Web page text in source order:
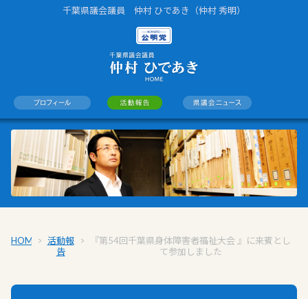
千葉県議会議員 仲村 ひであき（仲村 秀明）
HOME > 活動報
告
>
『第54回千葉県身体障害者福祉大会 』に来賓とし
て参加しました